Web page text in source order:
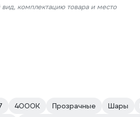
комплектацию товара и место
4000К Прозрачные Шары